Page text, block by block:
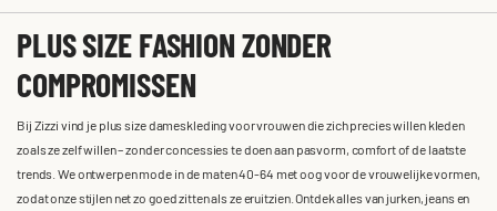
PLUS SIZE FASHION ZONDER
COMPROMISSEN
Bij Zizzi vind je plus size dameskleding voor vrouwen die zich precies willen kleden
zoals ze zelf willen – zonder concessies te doen aan pasvorm, comfort of de laatste
trends. We ontwerpen mode in de maten 40-64 met oog voor de vrouwelijke vormen,
zodat onze stijlen net zo goed zitten als ze eruitzien. Ontdek alles van jurken, jeans en